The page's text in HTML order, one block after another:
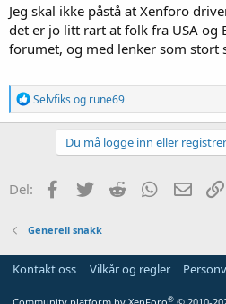
Jeg skal ikke påstå at Xenforo
det er jo litt rart at folk fra USA og
forumet, og med lenker som stort
R
e
a
r
Selvfiks og rune69
Du må logge inn eller
Del: Facebook
Twitter Reddit WhatsApp
E-post
Generell snakk
Kontakt oss Vilkår og regler
®